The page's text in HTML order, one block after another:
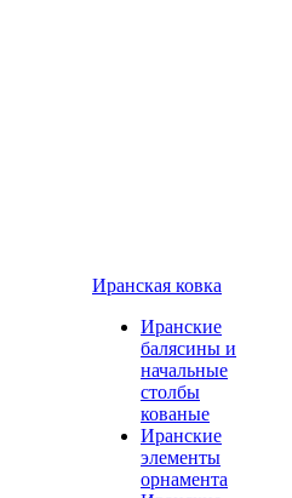
Иранская ковка
Иранские
балясины и
начальные
столбы
кованые
Иранские
элементы
орнамента